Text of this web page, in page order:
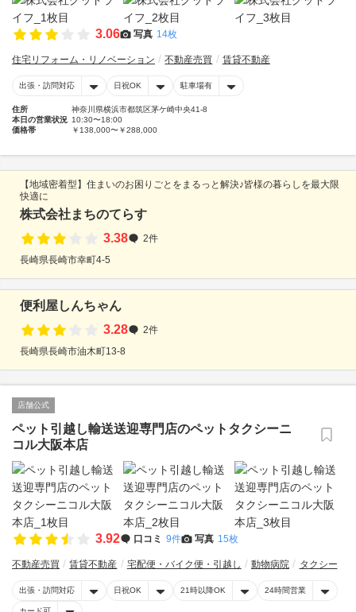
3.06 写真 14枚
住宅リフォーム・リノベーション 不動産売買 賃貸不動産
出張・訪問対応 日祝OK 駐車場有
住所
神奈川県横浜市都筑区茅ケ崎中央41-8
本日の営業状況 10:30〜18:00
価格帯
￥138,000〜￥288,000
【地域密着型】住まいのお困りごとをまるっと解決♪皆様の暮らしを最大限
快適に
株式会社まちのてらす
3.38
2件
長崎県長崎市幸町4-5
便利屋しんちゃん
3.28
2件
長崎県長崎市油木町13‐8
店舗公式
ペット引越し輸送送迎専門店のペットタクシーニ
コル大阪本店
3.92 口コミ 9件 写真 15枚
不動産売買 賃貸不動産 宅配便・バイク便・引越し 動物病院 タクシー
出張・訪問対応 日祝OK 21時以降OK 24時間営業